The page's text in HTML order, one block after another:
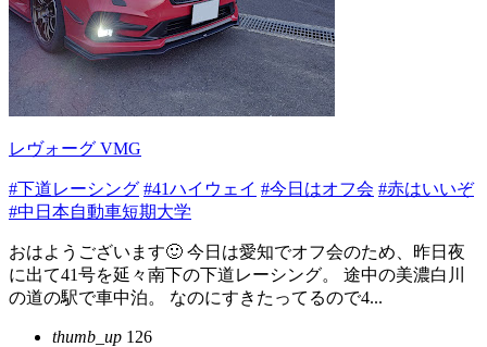
レヴォーグ VMG
#下道レーシング #41ハイウェイ #今日はオフ会 #赤はいいぞ
#中日本自動車短期大学
おはようございます🙂 今日は愛知でオフ会のため、昨日夜
に出て41号を延々南下の下道レーシング。 途中の美濃白川
の道の駅で車中泊。 なのにすきたってるので4...
thumb_up 126